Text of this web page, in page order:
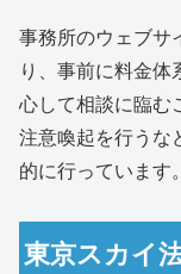
事務所のウェブサ
り、事前に料金
心して相談に臨む
注意喚起を行うな
的に行っています。
東京スカイ